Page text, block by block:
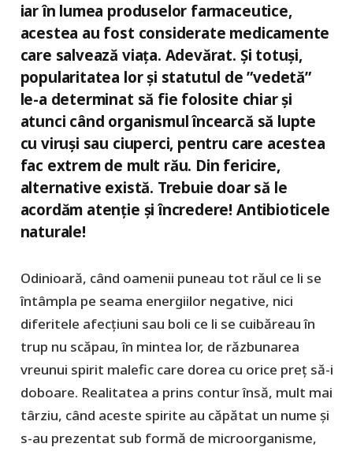
iar în lumea produselor farmaceutice,
acestea au fost considerate medicamente
care salvează viața. Adevărat. Și totuși,
popularitatea lor și statutul de ”vedetă”
le-a determinat să fie folosite chiar și
atunci când organismul încearcă să lupte
cu viruși sau ciuperci, pentru care acestea
fac extrem de mult rău. Din fericire,
alternative există. Trebuie doar să le
acordăm atenție și încredere! Antibioticele
naturale!
Odinioară, când oamenii puneau tot răul ce li se
întâmpla pe seama energiilor negative, nici
diferitele afecțiuni sau boli ce li se cuibăreau în
trup nu scăpau, în mintea lor, de răzbunarea
vreunui spirit malefic care dorea cu orice preț să-i
doboare. Realitatea a prins contur însă, mult mai
târziu, când aceste spirite au căpătat un nume și
s-au prezentat sub formă de microorganisme,